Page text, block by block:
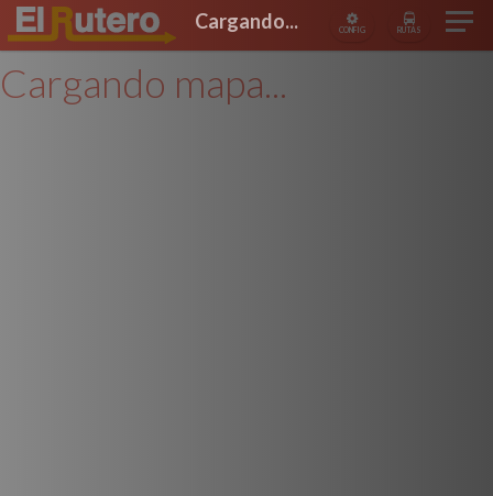
CONFIG RUTAS
Cargando...
Cargando mapa...